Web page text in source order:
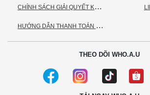
C
HÍNH SÁCH GIẢI QUYẾT KHIẾU NẠI
H
ƯỚNG DẪN THANH TOÁN VNPAY
THEO DÕI WHO.A.U